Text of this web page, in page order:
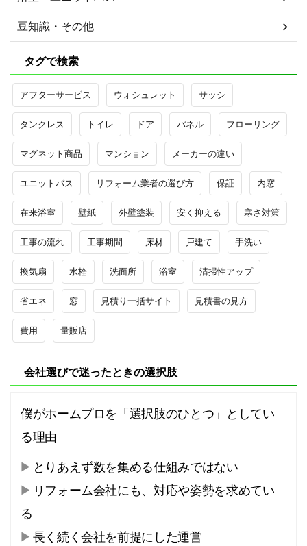
豆知識・その他
タグで検索
アフターサービス ウォシュレット サッシ
タンクレス トイレ ドア パネル フローリング
マグネット商品 マンション メーカーの違い
ユニットバス リフォーム業者の選び方 保証 内窓
在来浴室 壁紙 外壁塗装 安く抑える 寒さ対策
工事の流れ 工事期間 床材 戸建て 手洗い
換気扇 水栓 洗面所 浴室 清掃性アップ
省エネ 窓 見積り一括サイト 見積書の見方
費用 量販店
会社選びで迷ったときの選択肢
僕がホームプロを「選択肢のひとつ」としてい
る理由
とりあえず数を集める仕組みではない
リフォーム会社にも、対応や姿勢を求めてい
る
長く続く会社を前提にした運営